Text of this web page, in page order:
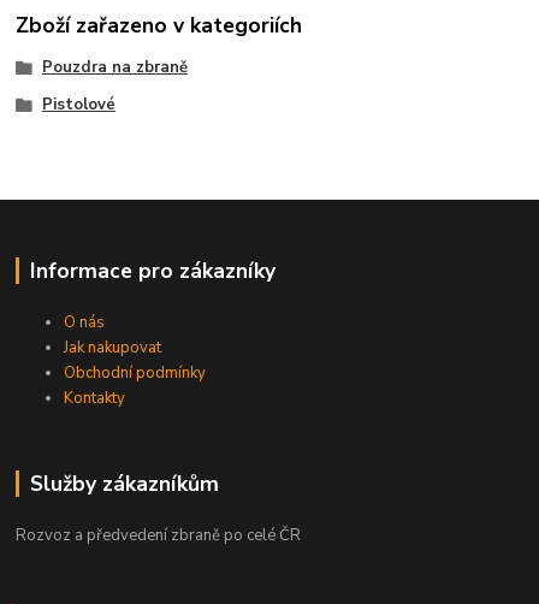
Zboží zařazeno v kategoriích
Pouzdra na zbraně
Pistolové
Informace pro zákazníky
O nás
Jak nakupovat
Obchodní podmínky
Kontakty
Služby zákazníkům
Rozvoz a předvedení zbraně po celé ČR